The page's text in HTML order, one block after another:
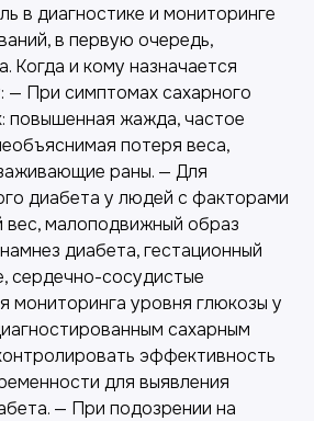
в диагностике и мониторинге
в первую очередь,
Когда и кому назначается
— При симптомах сахарного
повышенная жажда, частое
потеря веса,
раны. — Для
диабета у людей с факторами
вес, малоподвижный образ
диабета, гестационный
сердечно-сосудистые
мониторинга уровня глюкозы у
сахарным
эффективность
для выявления
— При подозрении на